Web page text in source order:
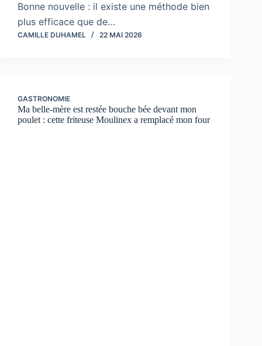
Bonne nouvelle : il existe une méthode bien
plus efficace que de…
CAMILLE DUHAMEL 22 MAI 2026
GASTRONOMIE
Ma belle-mère est restée bouche bée devant mon
poulet : cette friteuse Moulinex a remplacé mon four